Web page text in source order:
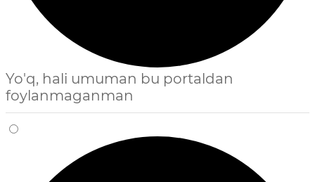
Yo'q, hali umuman bu portaldan
foylanmaganman